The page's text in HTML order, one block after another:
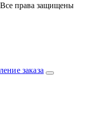
права защищены
заказа